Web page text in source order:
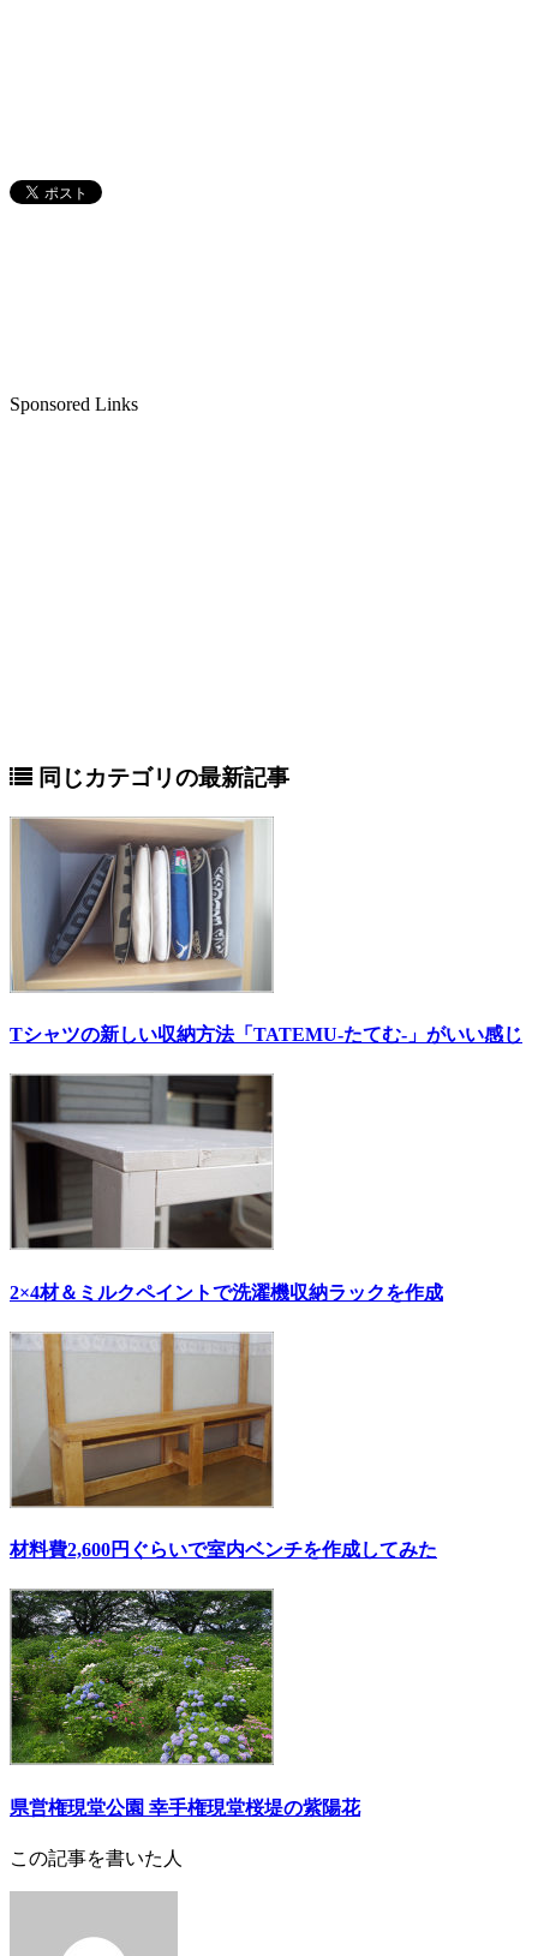
Sponsored Links
同じカテゴリの最新記事
Tシャツの新しい収納方法「TATEMU-たてむ-」がいい感じ
2×4材＆ミルクペイントで洗濯機収納ラックを作成
材料費2,600円ぐらいで室内ベンチを作成してみた
県営権現堂公園 幸手権現堂桜堤の紫陽花
この記事を書いた人